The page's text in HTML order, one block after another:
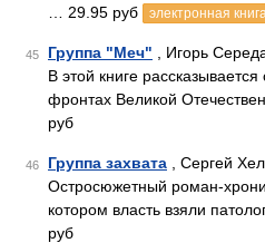
… 29.95 руб
электронная
45 Группа "Меч" , Игорь
В этой книге
фронтах Великой
руб
46 Группа захвата , Сергей
Остросюжетный роман-
котором власть взяли
руб